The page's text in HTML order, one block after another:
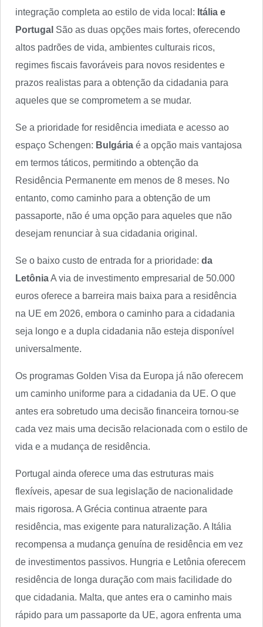
integração completa ao estilo de vida local: Itália e
Portugal São as duas opções mais fortes, oferecendo
altos padrões de vida, ambientes culturais ricos,
regimes fiscais favoráveis para novos residentes e
prazos realistas para a obtenção da cidadania para
aqueles que se comprometem a se mudar.
Se a prioridade for residência imediata e acesso ao
espaço Schengen: Bulgária é a opção mais vantajosa
em termos táticos, permitindo a obtenção da
Residência Permanente em menos de 8 meses. No
entanto, como caminho para a obtenção de um
passaporte, não é uma opção para aqueles que não
desejam renunciar à sua cidadania original.
Se o baixo custo de entrada for a prioridade: da
LetôniaA via de investimento empresarial de 50.000
euros oferece a barreira mais baixa para a residência
na UE em 2026, embora o caminho para a cidadania
seja longo e a dupla cidadania não esteja disponível
universalmente.
Os programas Golden Visa da Europa já não oferecem
um caminho uniforme para a cidadania da UE. O que
antes era sobretudo uma decisão financeira tornou-se
cada vez mais uma decisão relacionada com o estilo de
vida e a mudança de residência.
Portugal ainda oferece uma das estruturas mais
flexíveis, apesar de sua legislação de nacionalidade
mais rigorosa. A Grécia continua atraente para
residência, mas exigente para naturalização. A Itália
recompensa a mudança genuína de residência em vez
de investimentos passivos. Hungria e Letônia oferecem
residência de longa duração com mais facilidade do
que cidadania. Malta, que antes era o caminho mais
rápido para um passaporte da UE, agora enfrenta uma